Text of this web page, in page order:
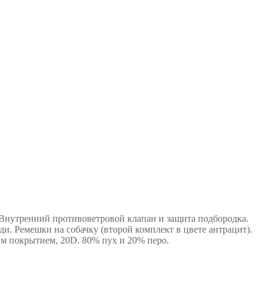
противоветровой клапан и защита подбородка.
Ремешки на собачку (второй комплект в цвете антрацит).
покрытием, 20D. 80% пух и 20% перо.